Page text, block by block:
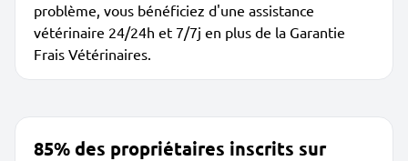
problème, vous bénéficiez d'une assistance
vétérinaire 24/24h et 7/7j en plus de la Garantie
Frais Vétérinaires.
85% des propriétaires inscrits sur